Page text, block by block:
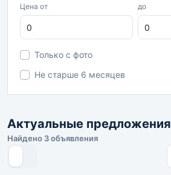
Цена от до
Только с фото
Не старше 6 месяцев
Актуальные предложения
Найдено 3 объявления